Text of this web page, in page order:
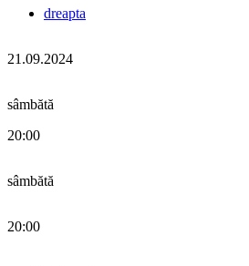
dreapta
21.09.2024
sâmbătă
20:00
sâmbătă
20:00